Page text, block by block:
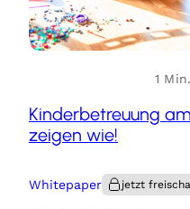
1
Kinderbetreuung
zeigen wie!
Whitepaper